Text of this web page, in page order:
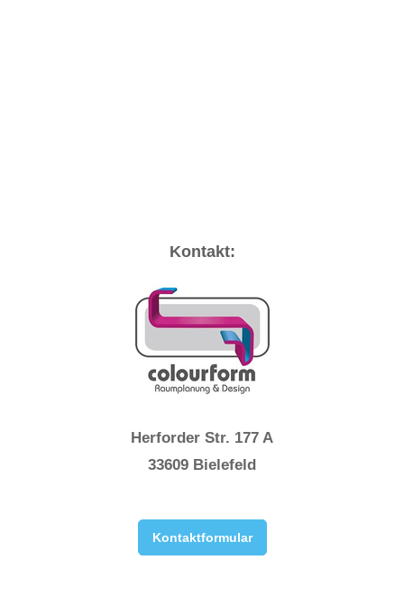
Kontakt:
Herforder Str. 177 A
33609 Bielefeld
Kontaktformular